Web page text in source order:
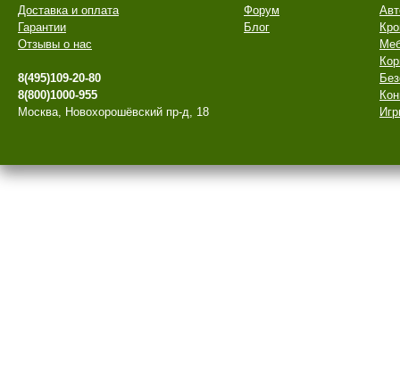
Доставка и оплата
Гарантии
Отзывы о нас
8(495)109-20-80
8(800)1000-955
Москва, Новохорошёвский пр-д, 18
Форум
Блог